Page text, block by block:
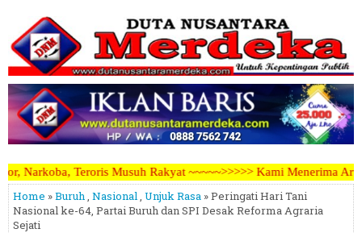
~~~~~>>>>> Kami Menerima Artikel, Opini, Berita
Home »Buruh, Nasional, Unjuk Rasa » Peringati Hari Tani
Nasional ke-64, Partai Buruh dan SPI Desak Reforma Agraria
Sejati